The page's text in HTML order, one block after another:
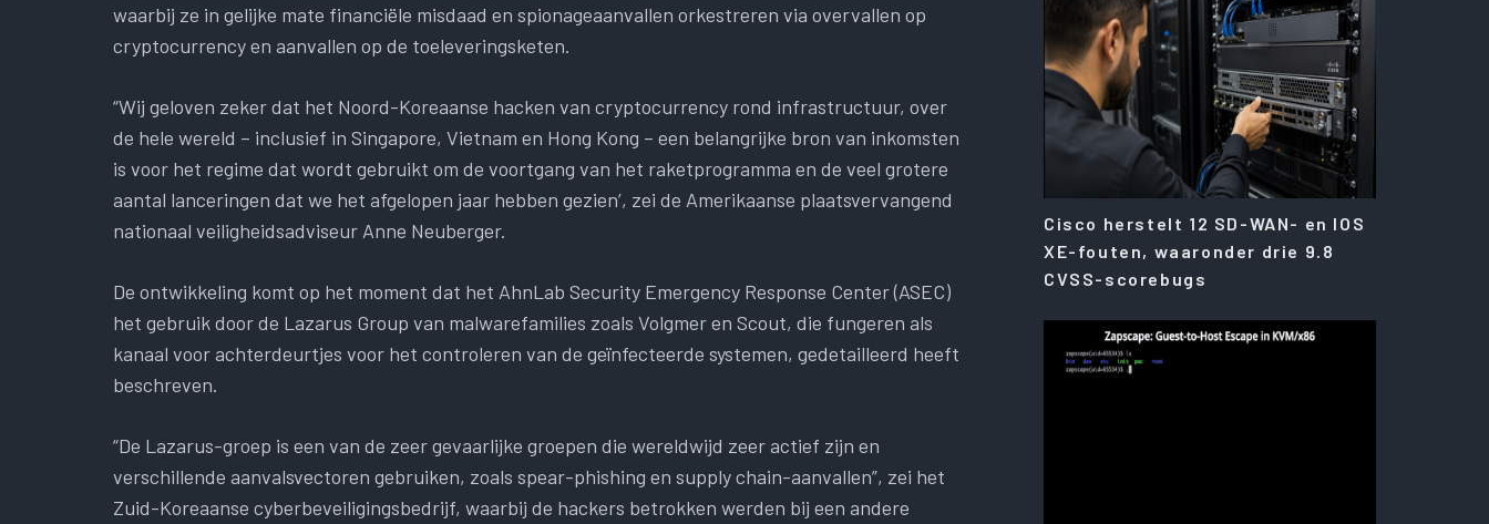
waarbij ze in gelijke mate financiële misdaad en spionageaanvallen orkestreren via overvallen op
cryptocurrency en aanvallen op de toeleveringsketen.
“Wij geloven zeker dat het Noord-Koreaanse hacken van cryptocurrency rond infrastructuur, over
de hele wereld – inclusief in Singapore, Vietnam en Hong Kong – een belangrijke bron van inkomsten
is voor het regime dat wordt gebruikt om de voortgang van het raketprogramma en de veel grotere
aantal lanceringen dat we het afgelopen jaar hebben gezien’, zei de Amerikaanse plaatsvervangend
nationaal veiligheidsadviseur Anne Neuberger.
De ontwikkeling komt op het moment dat het AhnLab Security Emergency Response Center (ASEC)
het gebruik door de Lazarus Group van malwarefamilies zoals Volgmer en Scout, die fungeren als
kanaal voor achterdeurtjes voor het controleren van de geïnfecteerde systemen, gedetailleerd heeft
beschreven.
“De Lazarus-groep is een van de zeer gevaarlijke groepen die wereldwijd zeer actief zijn en
verschillende aanvalsvectoren gebruiken, zoals spear-phishing en supply chain-aanvallen”, zei het
Zuid-Koreaanse cyberbeveiligingsbedrijf, waarbij de hackers betrokken werden bij een andere
Cisco herstelt 12 SD-WAN- en IOS
XE-fouten, waaronder drie 9.8
CVSS-scorebugs